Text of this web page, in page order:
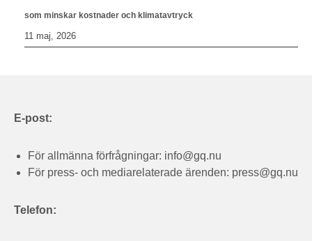
som minskar kostnader och klimatavtryck
11 maj, 2026
E-post:
För allmänna förfrågningar: info@gq.nu
För press- och mediarelaterade ärenden: press@gq.nu
Telefon: